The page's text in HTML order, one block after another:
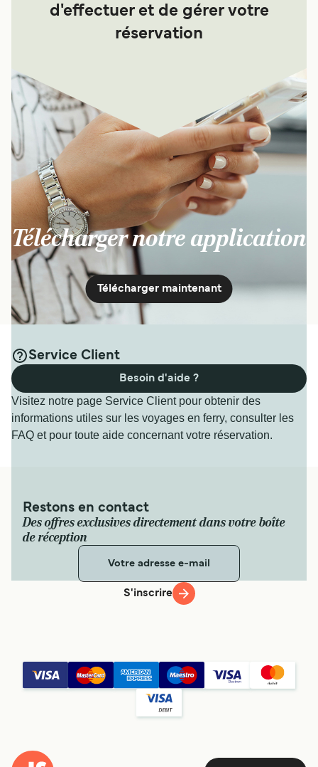
d'effectuer et de gérer votre
réservation
Télécharger notre application
Télécharger maintenant
Service Client
Visitez notre page Service Client pour obtenir des
informations utiles sur les voyages en ferry, consulter les
FAQ et pour toute aide concernant votre réservation.
Besoin d'aide ?
Restons en contact
Des offres exclusives directement dans votre boîte
de réception
S'inscrire